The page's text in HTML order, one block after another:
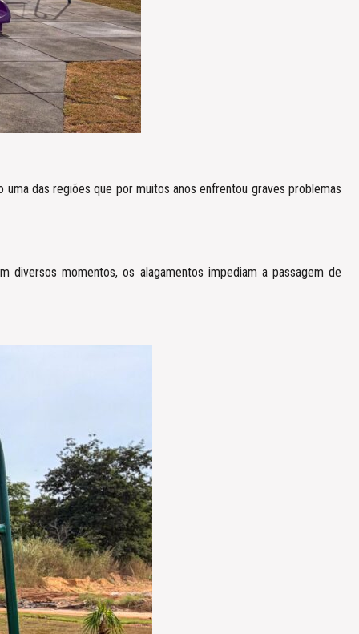
das regiões que por muitos anos enfrentou graves problemas
diversos momentos, os alagamentos impediam a passagem de